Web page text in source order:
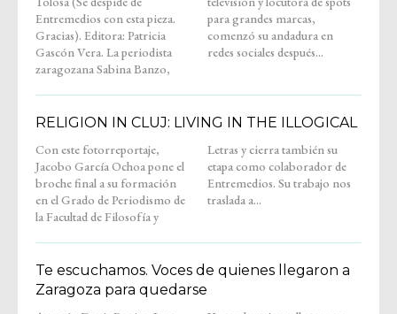
Entremedios con esta pieza.
Gracias). Editora: Patricia
Gascón Vera. La periodista
zaragozana Sabina Banzo,
para grandes marcas,
comenzó su andadura en
redes sociales después...
RELIGION IN CLUJ: LIVING IN THE ILLOGICAL
Con este fotorreportaje,
Jacobo García Ochoa pone el
broche final a su formación
en el Grado de Periodismo de
la Facultad de Filosofía y
Letras y cierra también su
etapa como colaborador de
Entremedios. Su trabajo nos
traslada a...
Te escuchamos. Voces de quienes llegaron a
Zaragoza para quedarse